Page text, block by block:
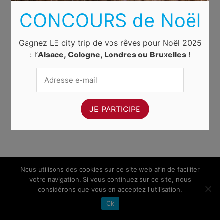
Nous utilisons des cookies sur ce site web afin de faciliter
votre navigation. Si vous continuez sur ce site, nous
considérons que vous en acceptez l'utilisation.
Ok
CONCOURS de Noël
Gagnez LE city trip de vos rêves pour Noël 2025
: l’Alsace, Cologne, Londres ou Bruxelles !